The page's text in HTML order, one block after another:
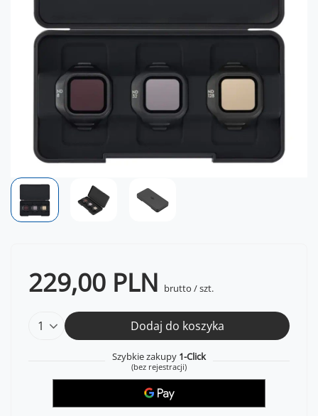
229,00 PLN brutto /szt.
Dodaj do koszyka
Szybkie zakupy 1-Click
(bez rejestracji)